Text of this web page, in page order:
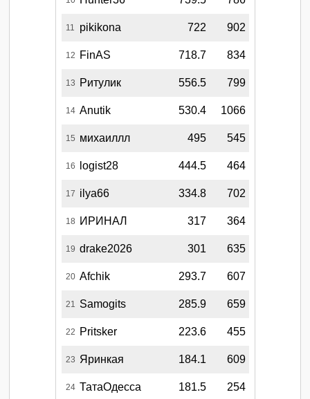
11 pikikona 722 902
12 FinAS 718.7 834
13 Ритулик 556.5 799
14 Anutik 530.4 1066
15 михаиллл 495 545
16 logist28 444.5 464
17 ilya66 334.8 702
18 ИРИНАЛ 317 364
19 drake2026 301 635
20 Afchik 293.7 607
21 Samogits 285.9 659
22 Pritsker 223.6 455
23 Яринкая 184.1 609
24 ТатаОдесса 181.5 254